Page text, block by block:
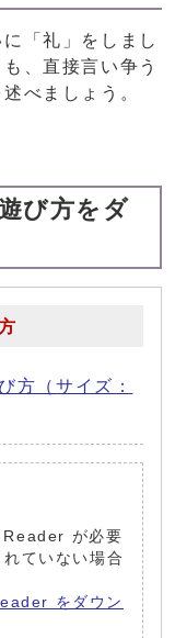
「礼」をしまし
、直接言い争う
べましょう。
び方をダ
方（サイズ：
Reader が必要
ていない場合
をダウン